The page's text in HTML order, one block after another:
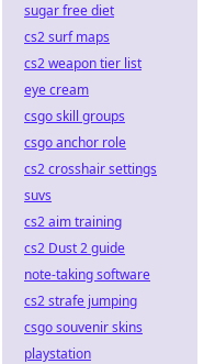
sugar free diet
cs2 surf maps
cs2 weapon tier list
eye cream
csgo skill groups
csgo anchor role
cs2 crosshair settings
suvs
cs2 aim training
cs2 Dust 2 guide
note-taking software
cs2 strafe jumping
csgo souvenir skins
playstation